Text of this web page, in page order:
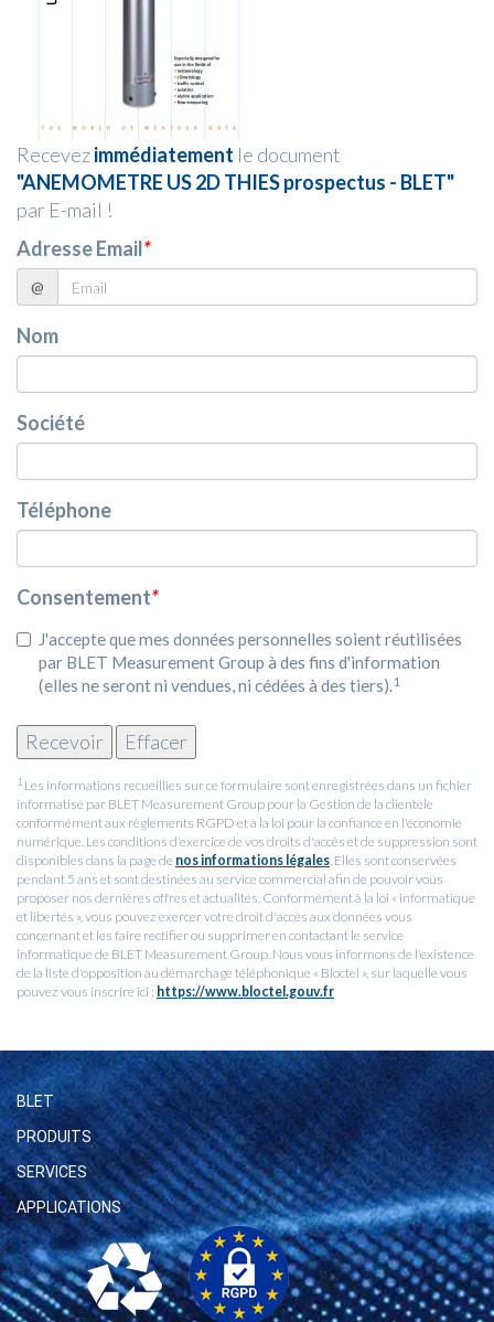
Recevezimmédiatement le document
"ANEMOMETRE US 2D THIES prospectus - BLET"
par E-mail !
Adresse Email*
@
Nom
Société
Téléphone
Consentement*
J'accepte que mes données personnelles soient réutilisées
par BLET Measurement Group à des fins d'information
(elles ne seront ni vendues, ni cédées à des tiers).1
1 Les informations recueillies sur ce formulaire sont enregistrées dans un fichier
informatisé par BLET Measurement Group pour la Gestion de la clientèle
conformément aux règlements RGPD et à la loi pour la confiance en l'économie
numérique. Les conditions d'exercice de vos droits d'accès et de suppression sont
disponibles dans la page de nos informations légales. Elles sont conservées
pendant 5 ans et sont destinées au service commercial afin de pouvoir vous
proposer nos dernières offres et actualités. Conformément à la loi « informatique
et libertés », vous pouvez exercer votre droit d'accès aux données vous
concernant et les faire rectifier ou supprimer en contactant le service
informatique de BLET Measurement Group. Nous vous informons de l'existence
de la liste d'opposition au démarchage téléphonique « Bloctel », sur laquelle vous
pouvez vous inscrire ici : https://www.bloctel.gouv.fr
BLET
PRODUITS
SERVICES
APPLICATIONS